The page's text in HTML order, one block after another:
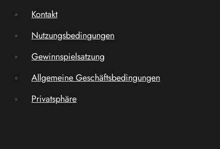
Kontakt
Nutzungsbedingungen
Gewinnspielsatzung
Allgemeine Geschäftsbedingungen
Privatsphäre